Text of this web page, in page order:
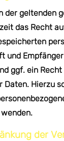
der geltenden
das Recht
und
ggf. ein
Daten. Hierzu
der